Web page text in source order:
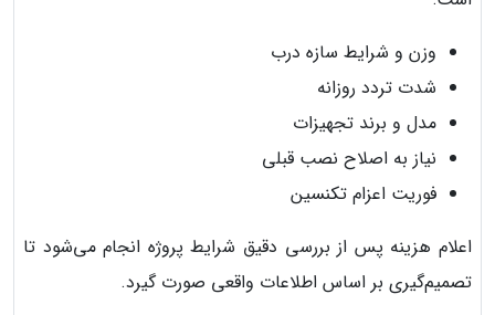
وزن و شرایط سازه درب
شدت تردد روزانه
مدل و برند تجهیزات
نیاز به اصلاح نصب قبلی
فوریت اعزام تکنسین
اعلام هزینه پس از بررسی دقیق شرایط پروژه انجام می‌شود تا
تصمیم‌گیری بر اساس اطلاعات واقعی صورت گیرد.